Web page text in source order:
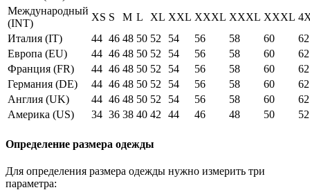
Международный
(INT)
XS S M L XL XXL XXXL XXXL XXXL
Италия (IT)
44 46 48 50 52 54 56 58 60
62
Европа (EU)
44 46 48 50 52 54 56 58 60
62
Франция (FR)
44 46 48 50 52 54 56 58 60
62
Германия (DE)
44 46 48 50 52 54 56 58 60
62
Англия (UK)
44 46 48 50 52 54 56 58 60
62
Америка (US)
34 36 38 40 42 44 46 48 50 52
Определение размера одежды
Для определения размера одежды нужно измерить три
параметра: